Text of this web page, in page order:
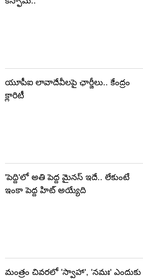
యూపీఐ లావాదేవీలపై ఛార్జీలు.. కేంద్రం
క్లారిటీ
'పెద్ది'లో అతి పెద్ద మైనస్ ఇదే.. లేకుంటే
ఇంకా పెద్ద హిట్ అయ్యేది
మంత్రం చివరలో 'స్వాహా', 'నమః' ఎందుకు